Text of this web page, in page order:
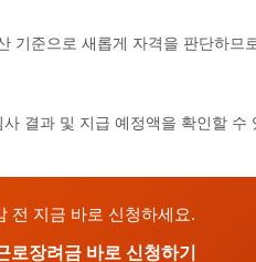
기준으로 새롭게 자격을 판단하므
결과 및 지급 예정액을 확인할 수
전 지금 바로 신청하세요.
로장려금 바로 신청하기